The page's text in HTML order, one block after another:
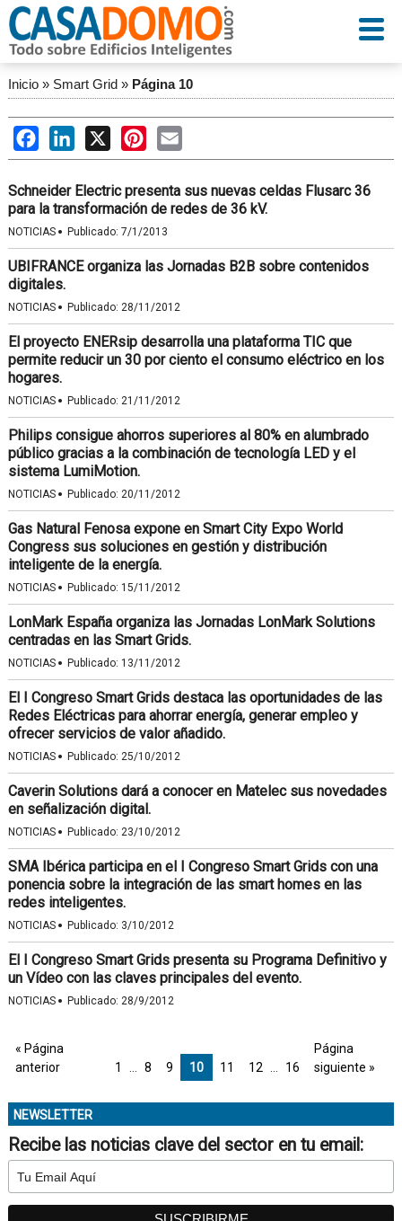
Inicio» Smart Grid» Página 10
FacebookLinkedIn
X PinterestEmail
Schneider Electric presenta sus nuevas celdas Flusarc 36
para la transformación de redes de 36 kV.
NOTICIAS · Publicado: 7/1/2013
UBIFRANCE organiza las Jornadas B2B sobre contenidos
digitales.
NOTICIAS · Publicado: 28/11/2012
El proyecto ENERsip desarrolla una plataforma TIC que
permite reducir un 30 por ciento el consumo eléctrico en los
hogares.
NOTICIAS · Publicado: 21/11/2012
Philips consigue ahorros superiores al 80% en alumbrado
público gracias a la combinación de tecnología LED y el
sistema LumiMotion.
NOTICIAS · Publicado: 20/11/2012
Gas Natural Fenosa expone en Smart City Expo World
Congress sus soluciones en gestión y distribución
inteligente de la energía.
NOTICIAS · Publicado: 15/11/2012
LonMark España organiza las Jornadas LonMark Solutions
centradas en las Smart Grids.
NOTICIAS · Publicado: 13/11/2012
El I Congreso Smart Grids destaca las oportunidades de las
Redes Eléctricas para ahorrar energía, generar empleo y
ofrecer servicios de valor añadido.
NOTICIAS · Publicado: 25/10/2012
Caverin Solutions dará a conocer en Matelec sus novedades
en señalización digital.
NOTICIAS · Publicado: 23/10/2012
SMA Ibérica participa en el I Congreso Smart Grids con una
ponencia sobre la integración de las smart homes en las
redes inteligentes.
NOTICIAS · Publicado: 3/10/2012
El I Congreso Smart Grids presenta su Programa Definitivo y
un Vídeo con las claves principales del evento.
NOTICIAS · Publicado: 28/9/2012
« Página
anterior
1 8 9 10 11 12 16
Página
siguiente »
NEWSLETTER
Recibe las noticias clave del sector en tu email: